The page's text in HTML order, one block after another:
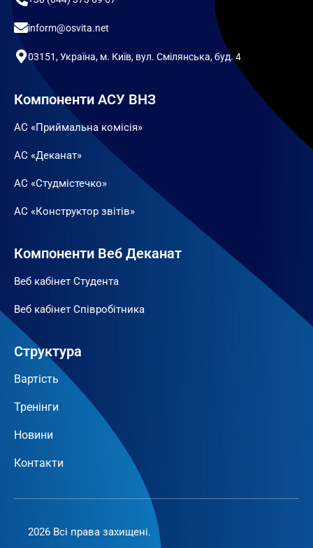
inform@osvita.net
03151, Україна, м. Київ, вул. Смілянська, буд. 4
Компоненти АСУ ВНЗ
АС «Приймальна комісія»
АС «Деканат»
АС «Студмістечко»
АС «Конструктор звітів»
Компоненти Веб Деканат
Веб кабінет Студента
Веб кабінет Співробітника
Структура
Вартість
Тренінги
Новини
Контакти
2026 Всі права захищені.